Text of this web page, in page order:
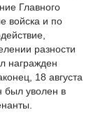
Главного
войска и по
разности
награжден
18 августа
был уволен в